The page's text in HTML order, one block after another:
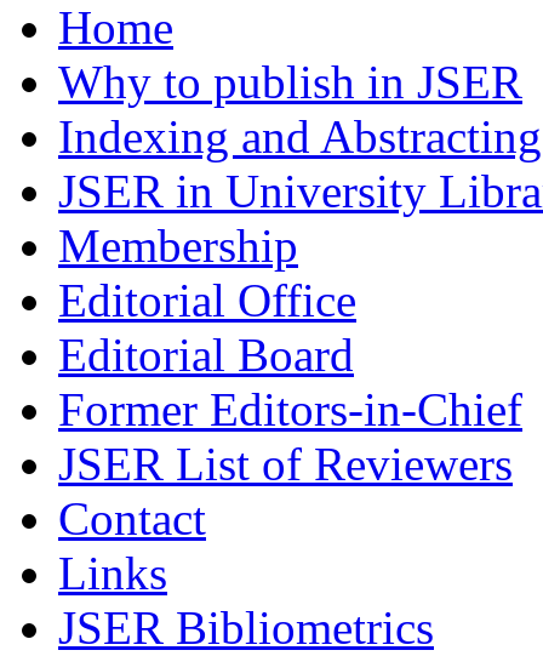
Home
Why to publish in JSER
Indexing and Abstracting
JSER in University
Membership
Editorial Office
Editorial Board
Former Editors-in-Chief
JSER List of Reviewers
Contact
Links
JSER Bibliometrics